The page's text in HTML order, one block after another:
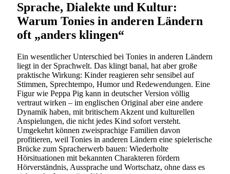
Sprache, Dialekte und Kultur:
Warum Tonies in anderen Ländern
oft „anders klingen“
Ein wesentlicher Unterschied bei Tonies in anderen Ländern
liegt in der Sprachwelt. Das klingt banal, hat aber große
praktische Wirkung: Kinder reagieren sehr sensibel auf
Stimmen, Sprechtempo, Humor und Redewendungen. Eine
Figur wie Peppa Pig kann in deutscher Version völlig
vertraut wirken – im englischen Original aber eine andere
Dynamik haben, mit britischem Akzent und kulturellen
Anspielungen, die nicht jedes Kind sofort versteht.
Umgekehrt können zweisprachige Familien davon
profitieren, weil Tonies in anderen Ländern eine spielerische
Brücke zum Spracherwerb bauen: Wiederholte
Hörsituationen mit bekannten Charakteren fördern
Hörverständnis, Aussprache und Wortschatz, ohne dass es